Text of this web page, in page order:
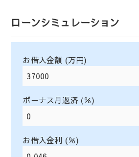
ローンシミュレーション
お借入金額 (万円)
ボーナス月返済 (％)
お借入金利 (％)